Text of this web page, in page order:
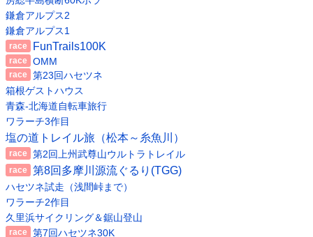
鎌倉アルプス2
鎌倉アルプス1
FunTrails100K
OMM
第23回ハセツネ
箱根ゲストハウス
青森-北海道自転車旅行
ワラーチ3作目
塩の道トレイル旅（松本～糸魚川）
第2回上州武尊山ウルトラトレイル
第8回多摩川源流ぐるり(TGG)
ハセツネ試走（浅間峠まで）
ワラーチ2作目
久里浜サイクリング＆鋸山登山
第7回ハセツネ30K